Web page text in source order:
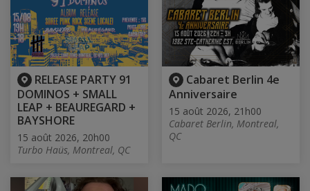
RELEASE PARTY 91
DOMINOS + SMALL
LEAP + BEAUREGARD +
BAYSHORE
15 août 2026, 20h00
Turbo Haüs, Montreal, QC
Cabaret Berlin 4e
Anniversaire
15 août 2026, 21h00
Cabaret Berlin, Montreal,
QC